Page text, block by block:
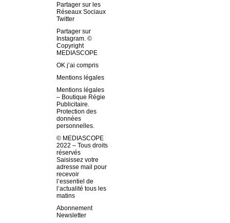
Partager sur les
Réseaux Sociaux
Twitter
Partager sur
Instagram. ©
Copyright
MEDIASCOPE
OK j’ai compris
Mentions légales
Mentions légales
– Boutique Régie
Publicitaire.
Protection des
données
personnelles.
© MEDIASCOPE
2022 – Tous droits
réservés
Saisissez votre
adresse mail pour
recevoir
l’essentiel de
l’actualité tous les
matins
Abonnement
Newsletter